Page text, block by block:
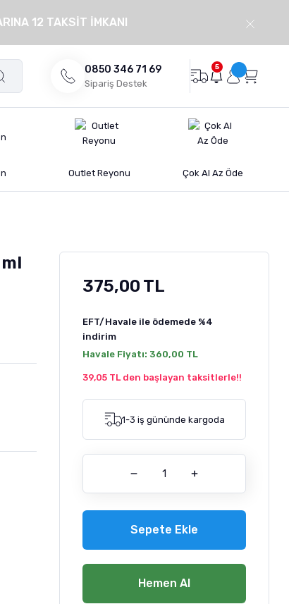
12 TAKSİT İMKANI
0850 346 71 69
Sipariş Destek
5
Outlet Reyonu Çok Al Az Öde
375,00 TL
EFT/Havale ile ödemede %4
indirim
Havale Fiyatı: 360,00 TL
39,05 TL den başlayan taksitlerle!!
1-3 iş gününde kargoda
Sepete Ekle
Hemen Al